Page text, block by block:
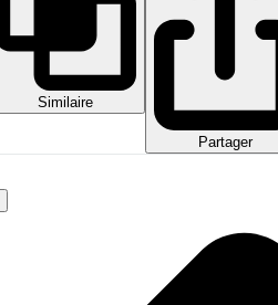
Similaire
Partager